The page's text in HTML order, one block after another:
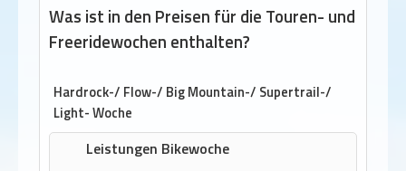
Was ist in den Preisen für die Touren- und
Freeridewochen enthalten?
Hardrock-/ Flow-/ Big Mountain-/ Supertrail-/
Light- Woche
Leistungen Bikewoche